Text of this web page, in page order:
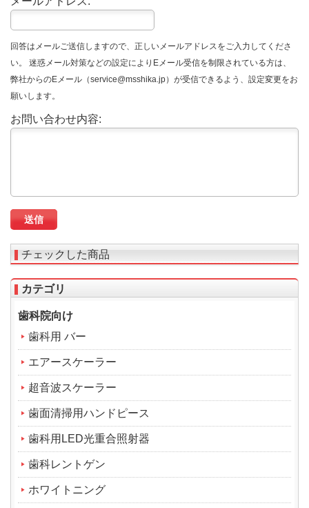
回答はメールご送信しますので、正しいメールアドレスをご入力してくださ
い。 迷惑メール対策などの設定によりEメール受信を制限されている方は、
弊社からのEメール（service@msshika.jp）が受信できるよう、設定変更をお
願いします。
お問い合わせ内容:
チェックした商品
カテゴリ
歯科院向け
歯科用 バー
エアースケーラー
超音波スケーラー
歯面清掃用ハンドピース
歯科用LED光重合照射器
歯科レントゲン
ホワイトニング